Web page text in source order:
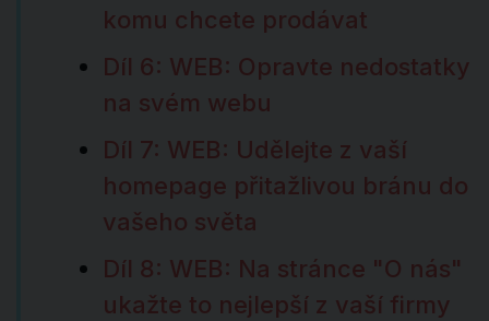
komu chcete prodávat
Díl 6: WEB: Opravte nedostatky
na svém webu
Díl 7: WEB: Udělejte z vaší
homepage přitažlivou bránu do
vašeho světa
Díl 8: WEB: Na stránce "O nás"
ukažte to nejlepší z vaší firmy